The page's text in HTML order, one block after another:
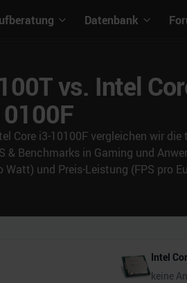
Datenbank
vs. Intel
Core i3-10100F vergleichen wir
& Benchmarks in Gaming und
Watt) und Preis-Leistung (FPS pro
Intel
keine